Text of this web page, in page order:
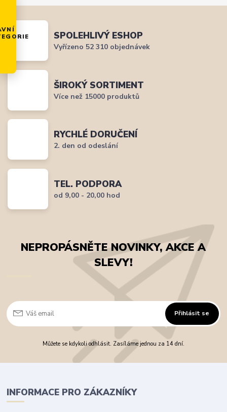
SPOLEHLIVÝ ESHOP
Vyřízeno 52 310 objednávek
ŠIROKÝ SORTIMENT
Více než 15000 produktů
RYCHLÉ DORUČENÍ
2. den od odeslání
TEL. PODPORA
od 9,00 - 20,00 hod
NEPROPÁSNĚTE NOVINKY, AKCE A
SLEVY!
Přihlásit se
Můžete se kdykoli odhlásit. Zasíláme jednou za 14 dní.
INFORMACE PRO ZÁKAZNÍKY